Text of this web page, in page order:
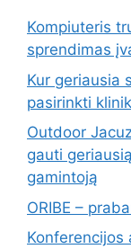
Kompiuteris
sprendimas
Kur geriausia
pasirinkti
Outdoor
gauti
gamintoją
ORIBE –
Konferencijos